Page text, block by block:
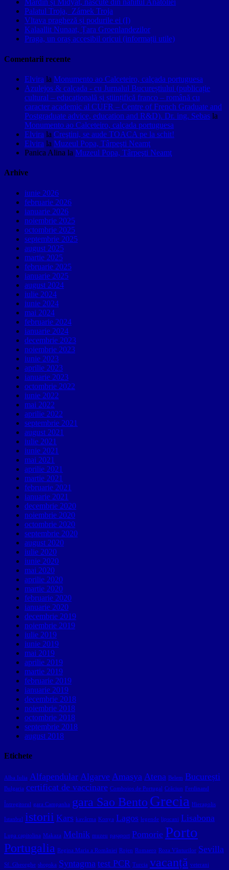
Mardin și Midyat, născute din nahitul Anatoliei
Palatul Troja, Zámek Troja
Vltava pragheză și podurile ei (I)
Kalaallit Nunaat, Țara Groenlandezilor
Praga, un oraș accesibil oricui (informații utile)
Comentarii recente
Elvira la Monumento ao Calceteiro, calçada portuguesa
Azulejos & calçada - cu Jurnalul Bucureștiului (publicație
cultural – educațională și științifică franco – română cu
caracter academic al CUFR – Centre of French Graduate and
Postgraduate advice, education and R&D). Dr. ing. Sebas la
Monumento ao Calceteiro, calçada portuguesa
Elvira la Creştini, se aude TOACA pe la schit!
Elvira la Muzeul Popa, Târpeşti Neamţ
Panica Alina la Muzeul Popa, Târpeşti Neamţ
Arhive
iunie 2026
februarie 2026
ianuarie 2026
noiembrie 2025
octombrie 2025
septembrie 2025
august 2025
martie 2025
februarie 2025
ianuarie 2025
august 2024
iulie 2024
iunie 2024
mai 2024
februarie 2024
ianuarie 2024
decembrie 2023
noiembrie 2023
iunie 2023
aprilie 2023
ianuarie 2023
octombrie 2022
iunie 2022
mai 2022
aprilie 2022
septembrie 2021
august 2021
iulie 2021
iunie 2021
mai 2021
aprilie 2021
martie 2021
februarie 2021
ianuarie 2021
decembrie 2020
noiembrie 2020
octombrie 2020
septembrie 2020
august 2020
iulie 2020
iunie 2020
mai 2020
aprilie 2020
martie 2020
februarie 2020
ianuarie 2020
decembrie 2019
noiembrie 2019
iulie 2019
iunie 2019
mai 2019
aprilie 2019
martie 2019
februarie 2019
ianuarie 2019
decembrie 2018
noiembrie 2018
octombrie 2018
septembrie 2018
august 2018
Etichete
Alba Iulia Alfapendular Algarve Amasya Atena Belem București
Bulgaria certificat de vaccinare Comboios de Portugal Crăciun Ferdinand
Întregitorul gara Campanha gara Sao Bento Grecia Hierapolis
Istanbul istorii Kars kavârma Konya Lagos legende lipscani Lisabona
Lupa capitolina Makaza Melnik muzeu pașaport Pomorie Porto
Portugalia Regina Maria a României Rojen Romaero Roza Vânturilor Sevilla
Sf. Gheorghe shopska Syntagma test PCR Turcia vacanță veterani